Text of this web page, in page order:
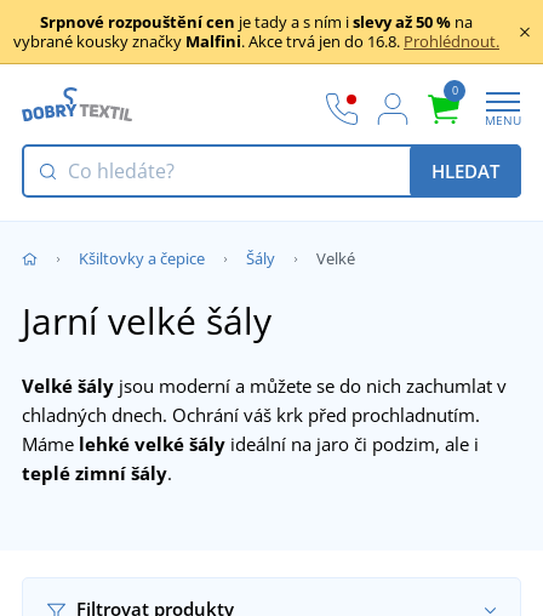
Srpnové rozpouštění cen je tady a s ním islevy až 50 % na
vybrané kousky značky Malfini. Akce trvá jen do 16.8. Prohlédnout.
0
MENU
HLEDAT
Kšiltovky a čepice Šály Velké
Jarní velké šály
Velké šály jsou moderní a můžete se do nich zachumlat v
chladných dnech. Ochrání váš krk před prochladnutím.
Máme lehké velké šály ideální na jaro či podzim, ale i
teplé zimní šály.
Filtrovat produkty